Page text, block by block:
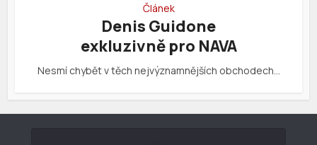
Článek
Denis Guidone
exkluzivně pro NAVA
Nesmí chybět v těch nejvýznamnějších obchodech…